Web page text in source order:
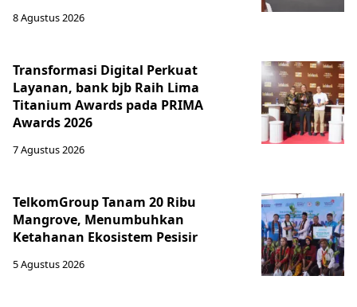
8 Agustus 2026
Transformasi Digital Perkuat
Layanan, bank bjb Raih Lima
Titanium Awards pada PRIMA
Awards 2026
7 Agustus 2026
TelkomGroup Tanam 20 Ribu
Mangrove, Menumbuhkan
Ketahanan Ekosistem Pesisir
5 Agustus 2026